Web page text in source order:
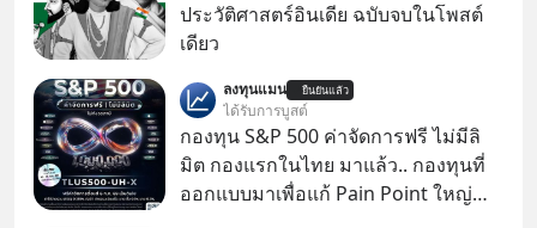
ประวัติศาสตร์อินเดีย ฉบับจบในโพสต์
เดียว
ลงทุนแมน ยืนยันแล้ว
ได้รับการบูสต์
กองทุน S&P 500 ค่าจัดการฟรี ไม่มีลิ
มิต กองแรกในไทย มาแล้ว.. กองทุนที่
ออกแบบมาเพื่อแก้ Pain Point ใหญ่